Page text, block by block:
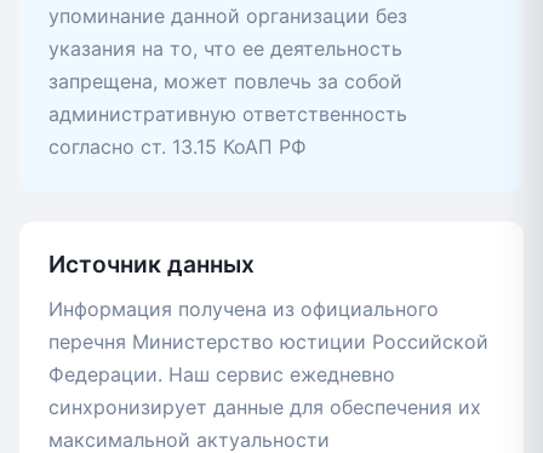
упоминание данной организации без
указания на то, что ее деятельность
запрещена, может повлечь за собой
административную ответственность
согласно ст. 13.15 КоАП РФ
Источник данных
Информация получена из официального
перечня Министерство юстиции Российской
Федерации. Наш сервис ежедневно
синхронизирует данные для обеспечения их
максимальной актуальности